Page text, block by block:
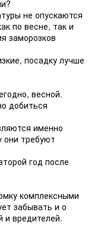
не опускаются
по весне, так и
заморозков
посадку лучше
весной.
добиться
именно
они требуют
год после
комплексными
забывать и о
и вредителей.